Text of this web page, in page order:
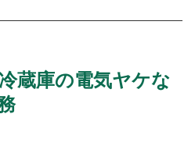
蔵庫の電気ヤケな